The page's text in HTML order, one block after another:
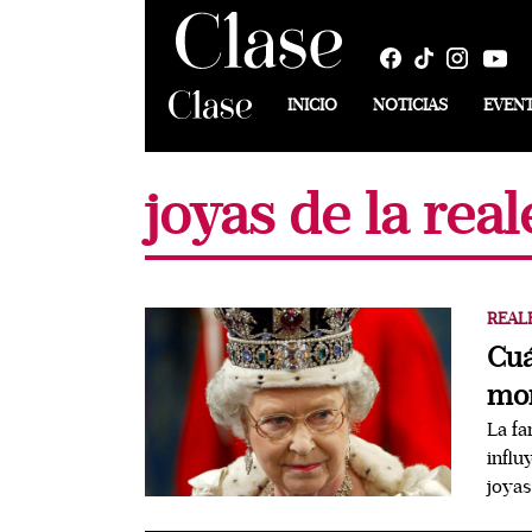
INICIO NOTICIAS
joyas de la
La